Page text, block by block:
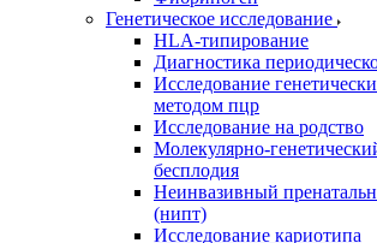
Генетическое исследование
HLA-типирование
Диагностика
Исследование
методом пцр
Исследование на родство
Молекулярно-
бесплодия
Неинвазивный
(нипт)
Исследование кариотипа